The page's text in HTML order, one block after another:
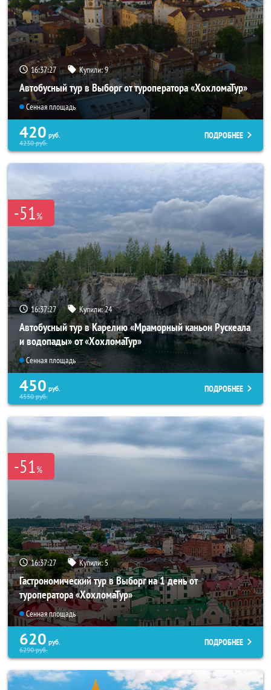
16:37:26 Купили:9
Автобусный тур в Выборг от туроператора «ХохломаТур»
Сенная площадь
420 руб.
4230руб.
ПОДРОБНЕЕ
-51%
16:37:26 Купили:24
Автобусный тур в Карелию «Мраморный каньон Рускеала
и водопады» от «ХохломаТур»
Сенная площадь
450 руб.
4550руб.
ПОДРОБНЕЕ
-51%
16:37:26 Купили:5
Гастрономический тур в Выборг на 1 день от
туроператора «ХохломаТур»
Сенная площадь
620 руб.
6290руб.
ПОДРОБНЕЕ